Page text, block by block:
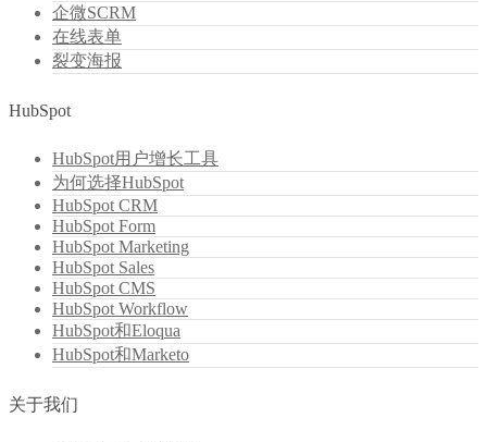
企微SCRM
在线表单
裂变海报
HubSpot
HubSpot用户增长工具
为何选择HubSpot
HubSpot CRM
HubSpot Form
HubSpot Marketing
HubSpot Sales
HubSpot CMS
HubSpot Workflow
HubSpot和Eloqua
HubSpot和Marketo
关于我们